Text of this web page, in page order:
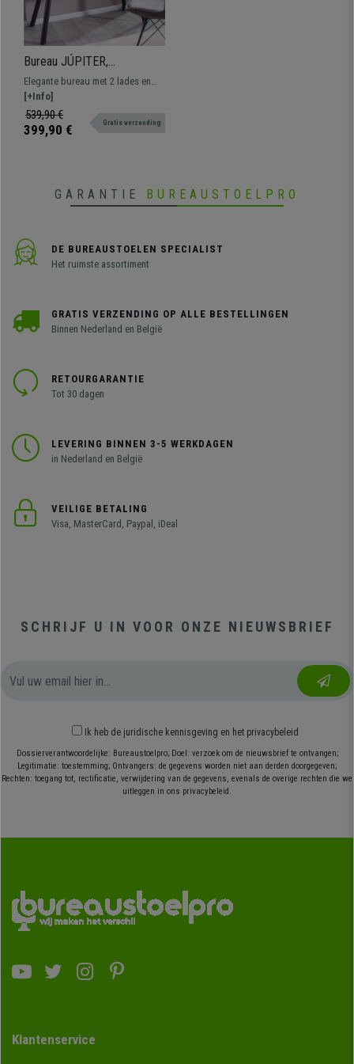
Bureau JÚPITER,
Geïntegreerd audiosysteem,
120x55x76cm, Zwart en Eik
Elegante bureau met 2 lades en
een geïntegreerd geluidssysteem.
Gemaakt van massief hout met
metalen poten.
[+Info]
539,90 €
399,90 € Gratis verzending
GARANTIE BUREAUSTOELPRO
DE BUREAUSTOELEN SPECIALIST
Het ruimste assortiment
GRATIS VERZENDING OP ALLE BESTELLINGEN
Binnen Nederland en België
RETOURGARANTIE
Tot 30 dagen
LEVERING BINNEN 3-5 WERKDAGEN
in Nederland en België
VEILIGE BETALING
Visa, MasterCard, Paypal, iDeal
SCHRIJF U IN VOOR ONZE NIEUWSBRIEF
Ik heb de juridische kennisgeving en het privacybeleid
Dossierverantwoordelijke: Bureaustoelpro; Doel: verzoek om de nieuwsbrief te ontvangen;
Legitimatie: toestemming; Ontvangers: de gegevens worden niet aan derden doorgegeven;
Rechten: toegang tot, rectificatie, verwijdering van de gegevens, evenals de overige rechten die we
uitleggen in ons privacybeleid.
Klantenservice